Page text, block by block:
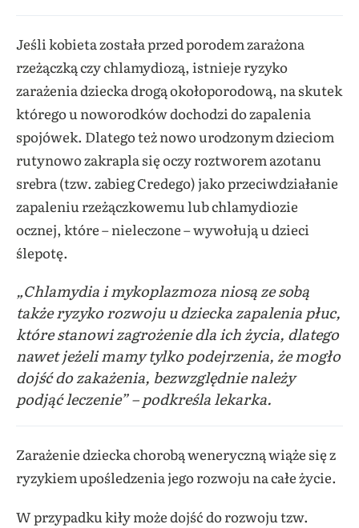
Jeśli kobieta została przed porodem zarażona
rzeżączką czy chlamydiozą, istnieje ryzyko
zarażenia dziecka drogą okołoporodową, na skutek
którego u noworodków dochodzi do zapalenia
spojówek. Dlatego też nowo urodzonym dzieciom
rutynowo zakrapla się oczy roztworem azotanu
srebra (tzw. zabieg Credego) jako przeciwdziałanie
zapaleniu rzeżączkowemu lub chlamydiozie
ocznej, które – nieleczone – wywołują u dzieci
ślepotę.
„Chlamydia i mykoplazmoza niosą ze sobą
także ryzyko rozwoju u dziecka zapalenia płuc,
które stanowi zagrożenie dla ich życia, dlatego
nawet jeżeli mamy tylko podejrzenia, że mogło
dojść do zakażenia, bezwzględnie należy
podjąć leczenie” – podkreśla lekarka.
Zarażenie dziecka chorobą weneryczną wiąże się z
ryzykiem upośledzenia jego rozwoju na całe życie.
W przypadku kiły może dojść do rozwoju tzw.